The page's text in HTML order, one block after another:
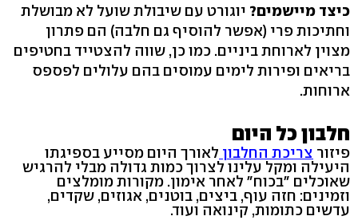
כיצד מיישמים? יוגורט עם שיבולת שועל לא מבושלת
וחתיכות פרי (אפשר להוסיף גם חלבה) הם פתרון
מצוין לארוחת ביניים. כמו כן, שווה להצטייד בחטיפים
בריאים ופירות לימים עמוסים בהם עלולים לפספס
ארוחות.
חלבון כל היום
פיזור צריכת החלבון לאורך היום מסייע בספיגתו
היעילה ומקל עלינו לצרוך כמות גדולה מבלי להרגיש
שאוכלים ״בכוח״ לאחר אימון. מקורות מומלצים
וזמינים: חזה עוף, ביצים, בוטנים, אגוזים, שקדים,
עדשים כתומות, קינואה ועוד.